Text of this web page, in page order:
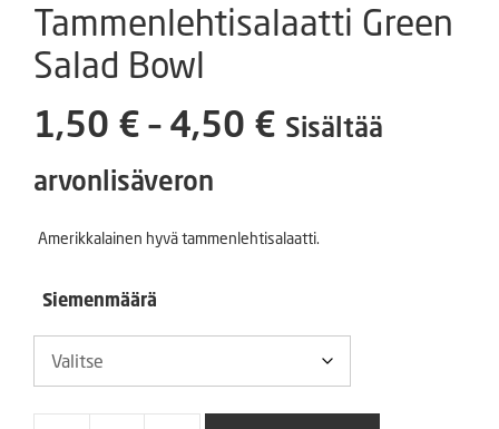
Tammenlehtisalaatti Green
Salad Bowl
1,50 € – 4,50 € Hintaluokka:
-
Sisältää
arvonlisäveron
Amerikkalainen hyvä tammenlehtisalaatti.
Siemenmäärä